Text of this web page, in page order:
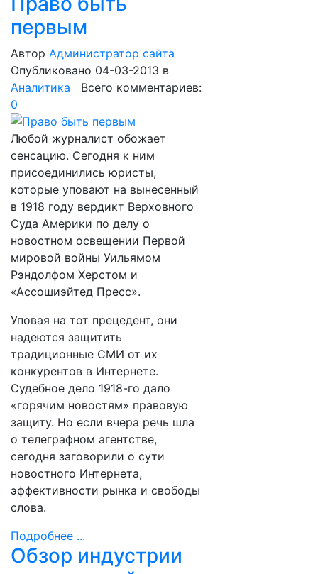
первым
Автор Администратор сайта
Опубликовано 04-03-2013 в
Аналитика Всего комментариев:
0
Любой журналист обожает
сенсацию. Сегодня к ним
присоединились юристы,
которые уповают на вынесенный
в 1918 году вердикт Верховного
Суда Америки по делу о
новостном освещении Первой
мировой войны Уильямом
Рэндолфом Херстом и
«Ассошиэйтед Пресс».
Уповая на тот прецедент, они
надеются защитить
традиционные СМИ от их
конкурентов в Интернете.
Судебное дело 1918-го дало
«горячим новостям» правовую
защиту. Но если вчера речь шла
о телеграфном агентстве,
сегодня заговорили о сути
новостного Интернета,
эффективности рынка и свободы
слова.
Подробнее ...
Обзор индустрии